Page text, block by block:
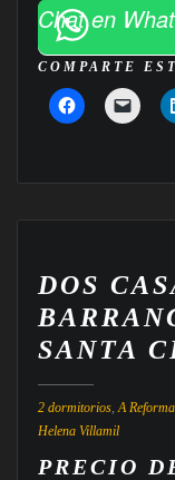
Chat en
COMPARTE
DOS
SANTA
2 dormitorios,A
Helena Villamil
PRECIO